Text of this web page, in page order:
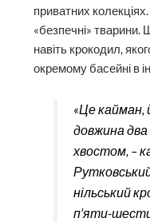
приватних
«безпечні»
навіть крокодил,
окремому басейні в
«Це кайман,
довжина
хвостом, –
нільський
п’яти-